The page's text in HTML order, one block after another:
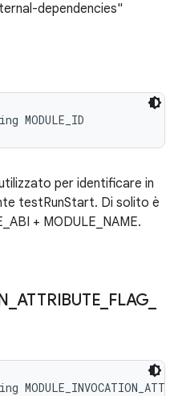
dependencies"
per identificare in
testRunStart. Di solito è
+ MODULE_NAME.
ATTRIBUTE FLAG